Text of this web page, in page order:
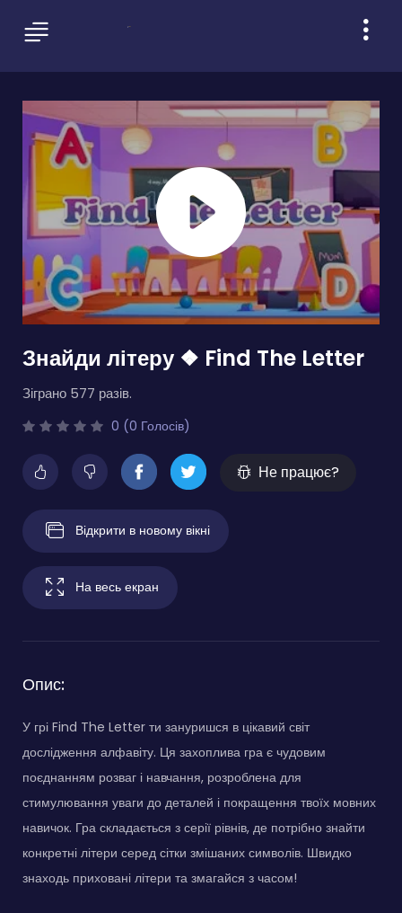
Знайди літеру ❖ Find The Letter
Зіграно 577 разів.
0 (0 Голосів)
Не працює?
Відкрити в новому вікні
На весь екран
Опис:
У грі Find The Letter ти зануришся в цікавий світ
дослідження алфавіту. Ця захоплива гра є чудовим
поєднанням розваг і навчання, розроблена для
стимулювання уваги до деталей і покращення твоїх мовних
навичок. Гра складається з серії рівнів, де потрібно знайти
конкретні літери серед сітки змішаних символів. Швидко
знаходь приховані літери та змагайся з часом!